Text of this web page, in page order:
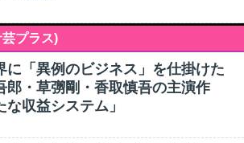
プラス)
に「異例のビジネス」を仕掛けた
郎・草彅剛・香取慎吾の主演作
な収益システム」